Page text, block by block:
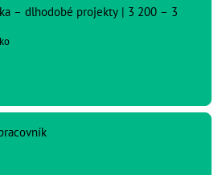
– dlhodobé projekty | 3 200 – 3